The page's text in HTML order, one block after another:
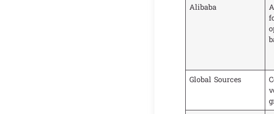
Alibaba
Global Sources